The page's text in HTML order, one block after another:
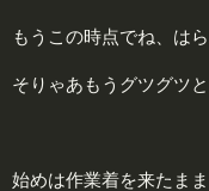
もうこの時点でね、は
そりゃあもうグツグツと
始めは作業着を来たま